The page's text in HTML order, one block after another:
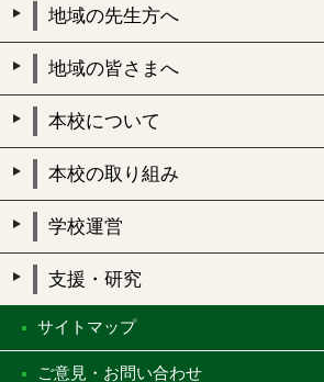
地域の先生方へ
地域の皆さまへ
本校について
本校の取り組み
学校運営
支援・研究
サイトマップ
ご意見・お問い合わせ